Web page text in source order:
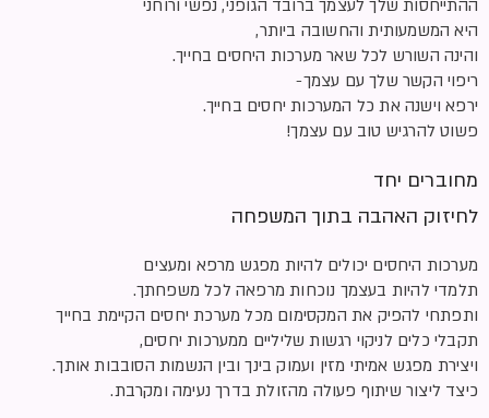
ההתייחסות שלך לעצמך ברובד הגופני, נפשי ורוחני
היא המשמעותית והחשובה ביותר,
והינה השורש לכל שאר מערכות היחסים בחייך.
ריפוי הקשר שלך עם עצמך-
ירפא וישנה את כל המערכות יחסים בחייך.
פשוט להרגיש טוב עם עצמך!
מחוברים יחד
לחיזוק האהבה בתוך המשפחה
מערכות היחסים יכולים להיות מפגש מרפא ומעצים
תלמדי להיות בעצמך נוכחות מרפאה לכל משפחתך.
ותפתחי להפיק את המקסימום מכל מערכת יחסים הקיימת בחייך
תקבלי כלים לניקוי רגשות שליליים ממערכות יחסים,
ויצירת מפגש אמיתי מזין ועמוק בינך ובין הנשמות הסובבות אותך.
כיצד ליצור שיתוף פעולה מהזולת בדרך נעימה ומקרבת.